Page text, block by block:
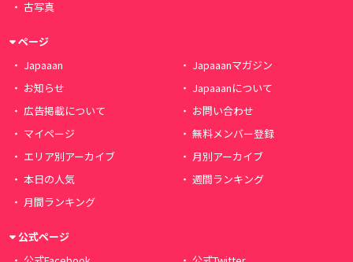
古写真
ページ
Japaaan
Japaaanマガジン
お知らせ
Japaaanについて
広告掲載について
お問い合わせ
マイページ
無料メンバー登録
エリア別アーカイブ
月別アーカイブ
本日の人気
週間ランキング
月間ランキング
公式ページ